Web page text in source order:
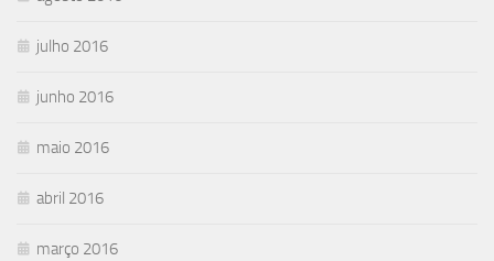
julho 2016
junho 2016
maio 2016
abril 2016
março 2016